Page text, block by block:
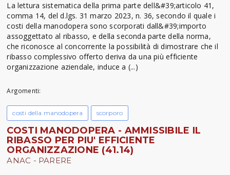
La lettura sistematica della prima parte dell&#39;articolo 41,
comma 14, del d.lgs. 31 marzo 2023, n. 36, secondo il quale i
costi della manodopera sono scorporati dall&#39;importo
assoggettato al ribasso, e della seconda parte della norma,
che riconosce al concorrente la possibilità di dimostrare che il
ribasso complessivo offerto deriva da una più efficiente
organizzazione aziendale, induce a (...)
Argomenti:
costi della manodopera scorporo
COSTI MANODOPERA - AMMISSIBILE IL
RIBASSO PER PIU' EFFICIENTE
ORGANIZZAZIONE (41.14)
ANAC - PARERE